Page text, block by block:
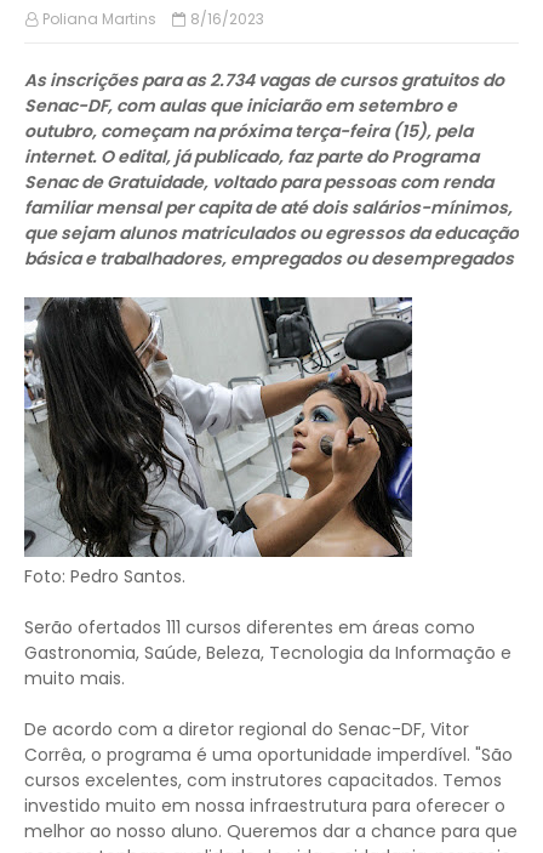
Poliana Martins 8/16/2023
As inscrições para as 2.734 vagas de cursos gratuitos do
Senac-DF, com aulas que iniciarão em setembro e
outubro, começam na próxima terça-feira (15), pela
internet. O edital, já publicado, faz parte do Programa
Senac de Gratuidade, voltado para pessoas com renda
familiar mensal per capita de até dois salários-mínimos,
que sejam alunos matriculados ou egressos da educação
básica e trabalhadores, empregados ou desempregados
Foto: Pedro Santos.
Serão ofertados 111 cursos diferentes em áreas como
Gastronomia, Saúde, Beleza, Tecnologia da Informação e
muito mais.
De acordo com a diretor regional do Senac-DF, Vitor
Corrêa, o programa é uma oportunidade imperdível. "São
cursos excelentes, com instrutores capacitados. Temos
investido muito em nossa infraestrutura para oferecer o
melhor ao nosso aluno. Queremos dar a chance para que